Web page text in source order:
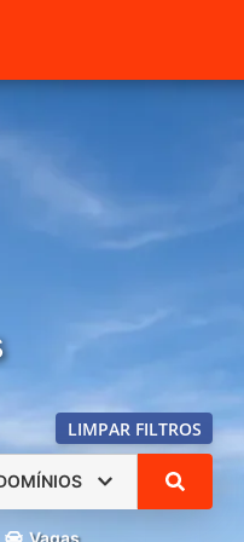
LIMPAR FILTROS
Vagas